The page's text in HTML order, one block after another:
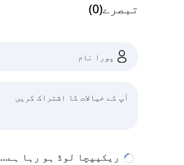
تبصرے(
0
)
ریکیپچا لوڈ ہو رہا ہے...